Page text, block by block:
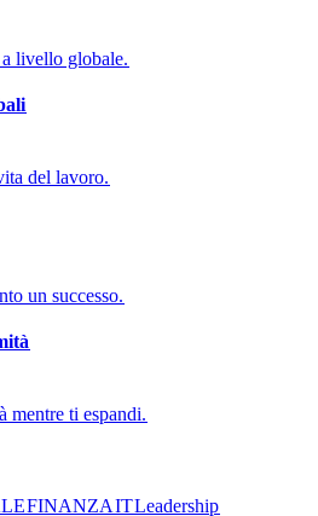
livello globale.​​
del lavoro.​​
un successo.​​
mentre ti espandi.​​
FINANZA​​IT​​Leadership​​